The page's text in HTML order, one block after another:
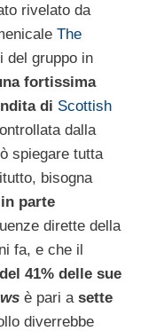
rivelato da
The
del gruppo in
fortissima
di Scottish
dalla
spiegare tutta
bisogna
parte
dirette della
fa, e che il
41% delle sue
è pari a sette
diverrebbe